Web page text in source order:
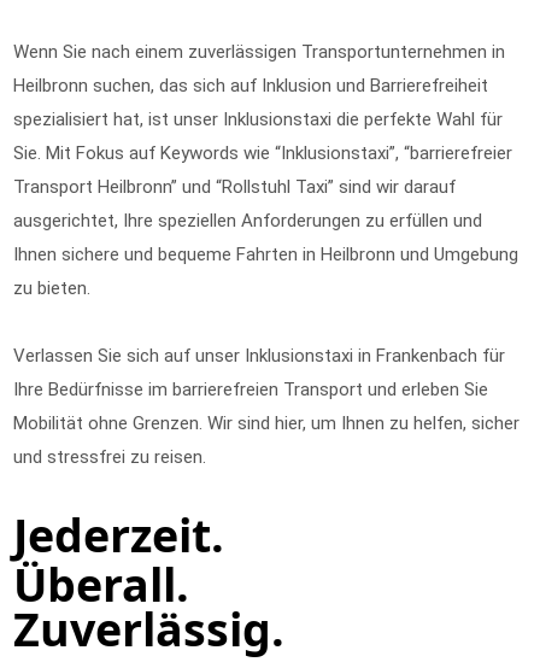
Wenn Sie nach einem zuverlässigen Transportunternehmen in
Heilbronn suchen, das sich auf Inklusion und Barrierefreiheit
spezialisiert hat, ist unser Inklusionstaxi die perfekte Wahl für
Sie. Mit Fokus auf Keywords wie “Inklusionstaxi”, “barrierefreier
Transport Heilbronn” und “Rollstuhl Taxi” sind wir darauf
ausgerichtet, Ihre speziellen Anforderungen zu erfüllen und
Ihnen sichere und bequeme Fahrten in Heilbronn und Umgebung
zu bieten.
Verlassen Sie sich auf unser Inklusionstaxi in Frankenbach für
Ihre Bedürfnisse im barrierefreien Transport und erleben Sie
Mobilität ohne Grenzen. Wir sind hier, um Ihnen zu helfen, sicher
und stressfrei zu reisen.
Jederzeit.
Überall.
Zuverlässig.